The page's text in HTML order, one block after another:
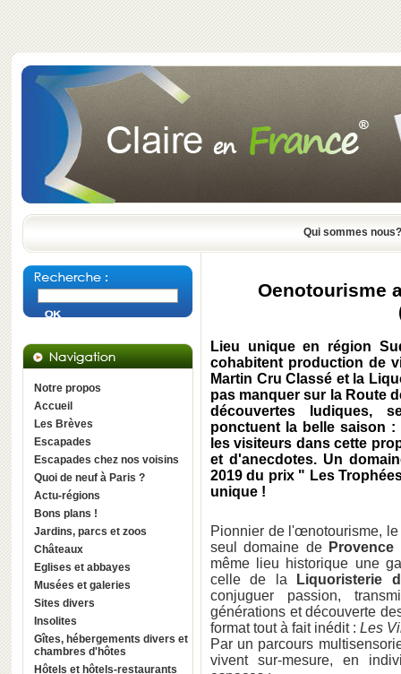
Qui sommes nous?
Notre propos
Accueil
Les Brèves
Escapades
Escapades chez nos voisins
Quoi de neuf à Paris ?
Actu-régions
Bons plans !
Jardins, parcs et zoos
Châteaux
Eglises et abbayes
Musées et galeries
Sites divers
Insolites
Gîtes, hébergements divers et
chambres d'hôtes
Hôtels et hôtels-restaurants
Oenotourisme
Lieu unique en région
cohabitent production de
Martin Cru Classé et la
pas manquer sur la Route
découvertes ludiques,
ponctuent la belle saison
les visiteurs dans cette
et d'anecdotes. Un
2019 du prix " Les
unique !
Pionnier de l'œnotourisme,
seul domaine de Provence
même lieu historique une
celle de la
Liquoristerie
conjuguer passion,
générations et découverte
format tout à fait inédit : Les
Par un parcours
vivent sur-mesure, en